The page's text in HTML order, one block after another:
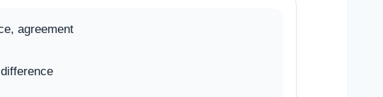
agreement